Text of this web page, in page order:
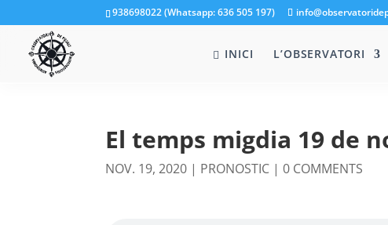
938698022 (Whatsapp: 636 505 197)
INICI L’OBSERVATORI
El temps migdia 19 de
NOV. 19, 2020 | PRONOSTIC |0 COMMENTS